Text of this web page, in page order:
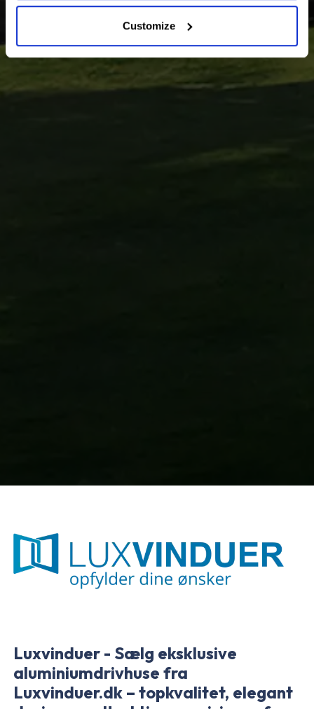
Customize
Luxvinduer - Sælg eksklusive
aluminiumdrivhuse fra
Luxvinduer.dk – topkvalitet, elegant